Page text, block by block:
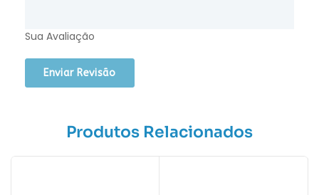
Sua Avaliação
Produtos Relacionados